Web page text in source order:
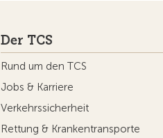
Der TCS
Rund um den TCS
Jobs & Karriere
Verkehrssicherheit
Rettung & Krankentransporte